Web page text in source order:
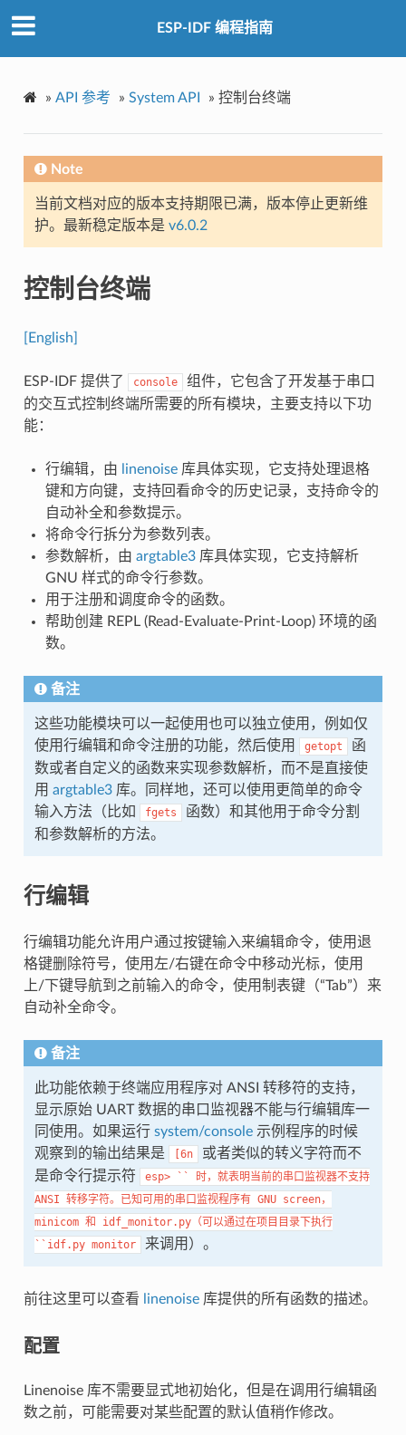
ESP-IDF 编程指南
» API 参考 » System API » 控制台终端
Note
当前文档对应的版本支持期限已满，版本停止更新维
护。最新稳定版本是 v6.0.2
控制台终端
[English]
ESP-IDF 提供了 console
组件，它包含了开发基于串口
的交互式控制终端所需要的所有模块，主要支持以下功
能：
行编辑，由 linenoise库具体实现，它支持处理退格
键和方向键，支持回看命令的历史记录，支持命令的
自动补全和参数提示。
将命令行拆分为参数列表。
参数解析，由 argtable3库具体实现，它支持解析
GNU 样式的命令行参数。
用于注册和调度命令的函数。
帮助创建 REPL (Read-Evaluate-Print-Loop) 环境的函
数。
备注
这些功能模块可以一起使用也可以独立使用，例如仅
使用行编辑和命令注册的功能，然后使用
getopt
函
数或者自定义的函数来实现参数解析，而不是直接使
用 argtable3库。同样地，还可以使用更简单的命令
输入方法（比如
fgets
函数）和其他用于命令分割
和参数解析的方法。
行编辑
行编辑功能允许用户通过按键输入来编辑命令，使用退
格键删除符号，使用左/右键在命令中移动光标，使用
上/下键导航到之前输入的命令，使用制表键（“Tab”）来
自动补全命令。
备注
此功能依赖于终端应用程序对 ANSI 转移符的支持，
显示原始 UART 数据的串口监视器不能与行编辑库一
同使用。如果运行 system/console示例程序的时候
观察到的输出结果是
[6n
或者类似的转义字符而不
是命令行提示符
esp> ``
时，就表明当前的串口监视器不支持
ANSI 转移字符。已知可用的串口监视程序有 GNU screen，
minicom 和
idf_monitor.py（可以通过在项目目录下执行
``idf.py monitor 来调用）。
前往这里可以查看 linenoise库提供的所有函数的描述。
配置
Linenoise 库不需要显式地初始化，但是在调用行编辑函
数之前，可能需要对某些配置的默认值稍作修改。